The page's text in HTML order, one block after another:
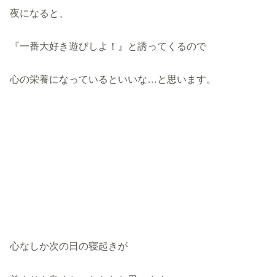
夜になると、
『一番大好き遊びしよ！』と誘ってくるので
心の栄養になっているといいな…と思います。
心なしか次の日の寝起きが